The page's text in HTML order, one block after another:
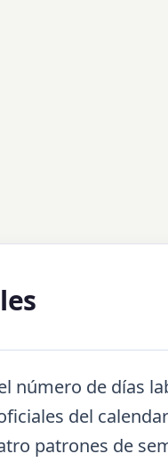
número de días
del
patrones de